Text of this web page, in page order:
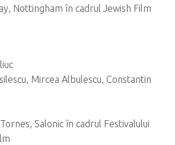
Nottingham în cadrul Jewish Film
Mircea Albulescu, Constantin
Salonic în cadrul Festivalului